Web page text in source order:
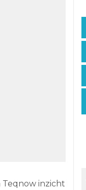
Teqnow inzicht